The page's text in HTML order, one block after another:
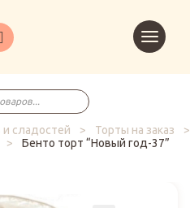
в
корзину
и сладостей > Торты на заказ
>
> Бенто торт “Новый год-37”